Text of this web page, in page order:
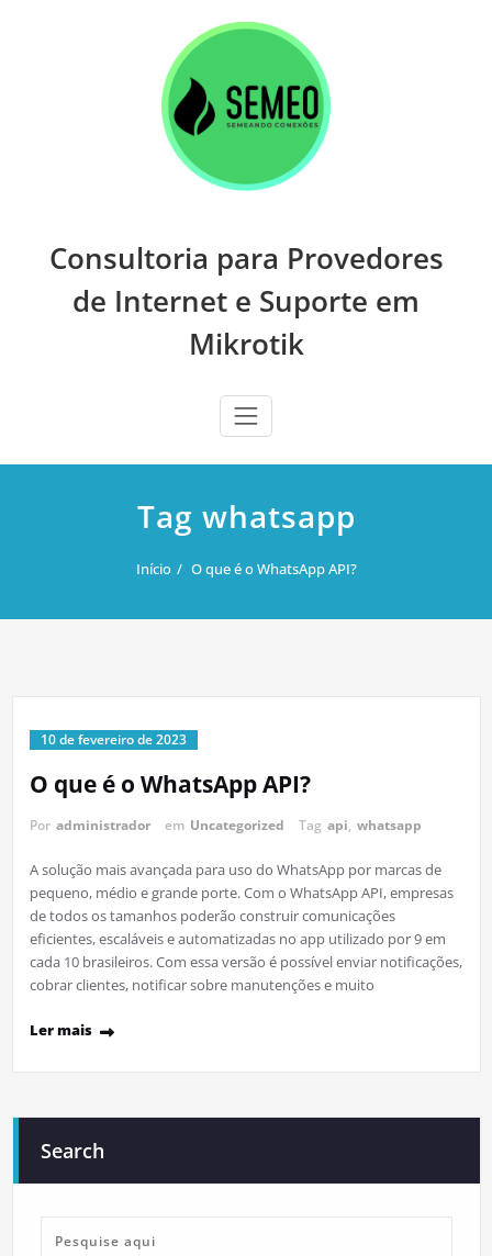
Consultoria para Provedores
de Internet e Suporte em
Mikrotik
Tag whatsapp
Início O que é o WhatsApp API?
10 de fevereiro de 2023
O que é o WhatsApp API?
Por administrador em Uncategorized Tag api, whatsapp
A solução mais avançada para uso do WhatsApp por marcas de
pequeno, médio e grande porte. Com o WhatsApp API, empresas
de todos os tamanhos poderão construir comunicações
eficientes, escaláveis e automatizadas no app utilizado por 9 em
cada 10 brasileiros. Com essa versão é possível enviar notificações,
cobrar clientes, notificar sobre manutenções e muito
Ler mais
Search